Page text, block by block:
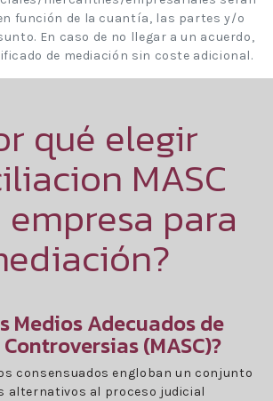
función de la cuantía, las partes y/o
En caso de no llegar a un acuerdo,
de mediación sin coste adicional.
qué elegir
MASC
para
Medios Adecuados de
(MASC)?
consensuados engloban un conjunto
alternativos al proceso judicial